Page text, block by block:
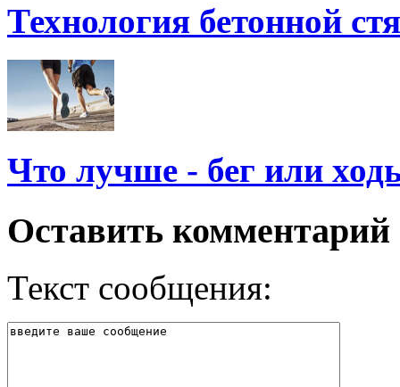
Технология бетонной
Что лучше - бег или
Оставить комментарий
Текст сообщения: